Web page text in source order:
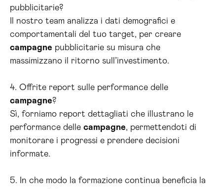
pubblicitarie?
Il nostro team analizza i dati demografici e
comportamentali del tuo target, per creare
campagne pubblicitarie su misura che
massimizzano il ritorno sull’investimento.
4. Offrite report sulle performance delle
campagne?
Sì, forniamo report dettagliati che illustrano le
performance delle campagne, permettendoti di
monitorare i progressi e prendere decisioni
informate.
5. In che modo la formazione continua beneficia la